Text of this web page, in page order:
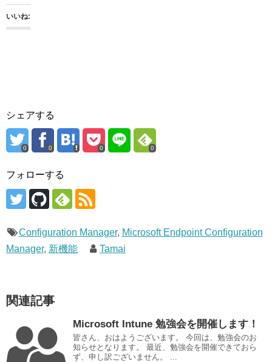
いいね:
シェアする
0 0 0 0
フォローする
Configuration Manager, Microsoft Endpoint Configuration
Manager, 新機能 Tamai
関連記事
Microsoft Intune 勉強会を開催します！
皆さん、おはようございます。 今回は、勉強会のお
知らせとなります。 最近、勉強会を開催できておら
ず、申し訳ございません。 ...